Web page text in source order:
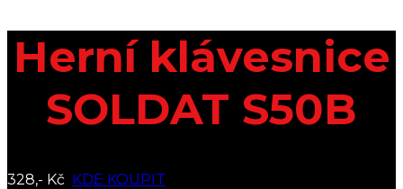
Herní klávesnice
SOLDAT S50B
328,- Kč KDE KOUPIT